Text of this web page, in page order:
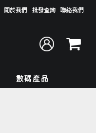
關於我們 批發查詢 聯絡我們
數碼產品